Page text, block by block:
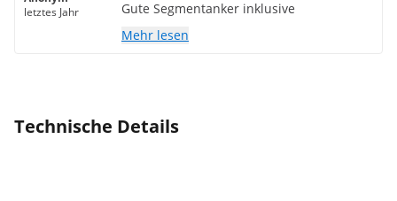
letztes Jahr
Gute Segmentanker inklusive
Mehr lesen
Technische Details